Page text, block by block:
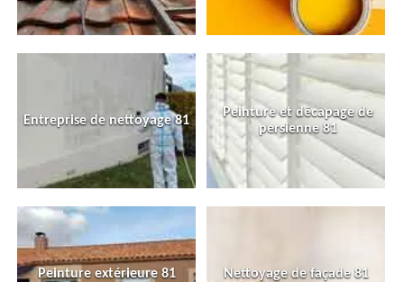
Entreprise de nettoyage 81
Peinture et décapage de
persienne 81
Peinture extérieure 81 Nettoyage de façade 81